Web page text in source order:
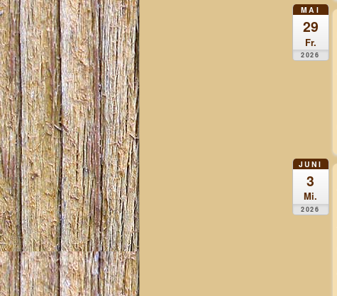
MAI
29
Fr.
2026
JUNI
3
Mi.
2026